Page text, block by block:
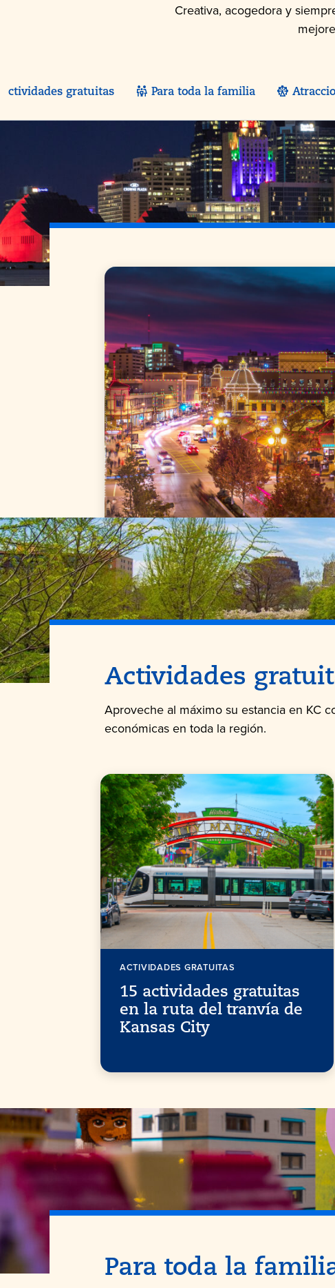
Creativa, acogedora y
Actividades gratuitas Para toda la familia
Actividades
Aproveche al máximo su estancia en KC
económicas en toda la región.
ACTIVIDADES GRATUITAS
15 actividades gratuitas
en la ruta del tranvía de
Kansas City
Para toda la